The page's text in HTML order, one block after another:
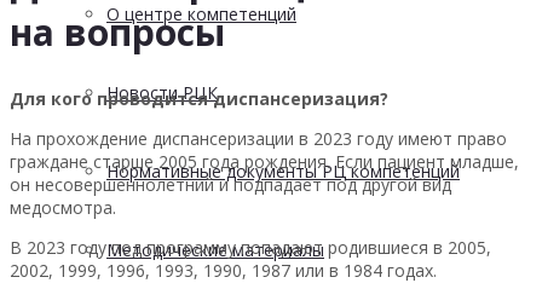
О центре компетенций
Новости РЦК
Нормативные документы РЦ компетенций
Методические материалы
на вопросы
Для кого проводится диспансеризация?
На прохождение диспансеризации в 2023 году имеют право
граждане старше 2005 года рождения. Если пациент младше,
он несовершеннолетний и подпадает под другой вид
медосмотра.
В 2023 году под программу попадают родившиеся в 2005,
2002, 1999, 1996, 1993, 1990, 1987 или в 1984 годах.